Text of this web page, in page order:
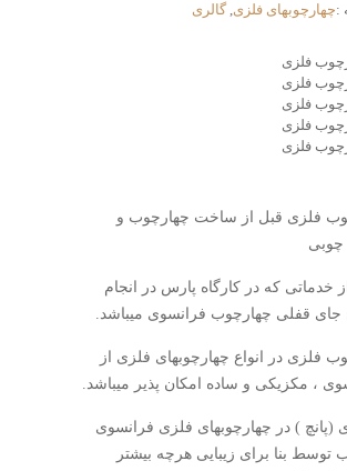
:چهارچوبهای فلزی,گالری
فلزی قبل از ساخت چهارچوب و
خدماتی که در کارگاه پارس در انجام
جای قفلی چهارچوب فرانسوی میباشد.
فلزی در انواع چهارچوبهای فلزی از
، مکزیکی و ساده امکان پذیر میباشد.
(پانچ ) در چهارچوبهای فلزی فرانسوی
توسط بنا برای زیبایی هرچه بیشتر